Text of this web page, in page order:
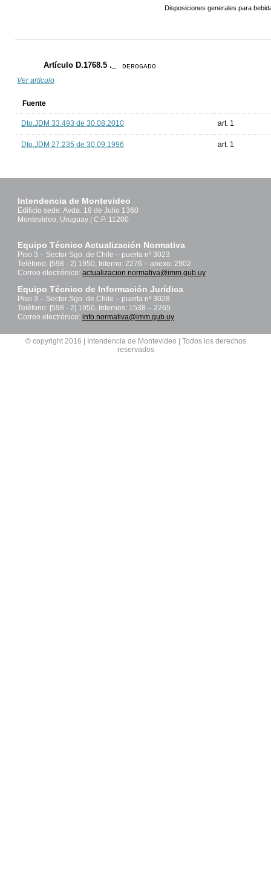
Disposiciones generales para
Artículo D.1768.5 ._ DEROGADO
Ver artículo
Fuente
Dto.JDM 33.493 de 30.08.2010 art. 1
Dto.JDM 27.235 de 30.09.1996 art. 1
Intendencia de Montevideo
Edificio sede: Avda. 18 de Julio 1360
Montevideo, Uruguay | C.P. 11200
Equipo Técnico Actualización Normativa
Piso 3 – Sector Sgo. de Chile – puerta nº 3023
Teléfono: [598 - 2] 1950, Interno: 2276 – anexo: 2902
Correo electrónico: actualizacion.normativa@imm.gub.uy
Equipo Técnico de Información Jurídica
Piso 3 – Sector Sgo. de Chile – puerta nº 3028
Teléfono: [598 - 2] 1950, Internos: 1538 – 2265
Correo electrónico: info.normativa@imm.gub.uy
© copyright 2016 | Intendencia de Montevideo | Todos los derechos
reservados